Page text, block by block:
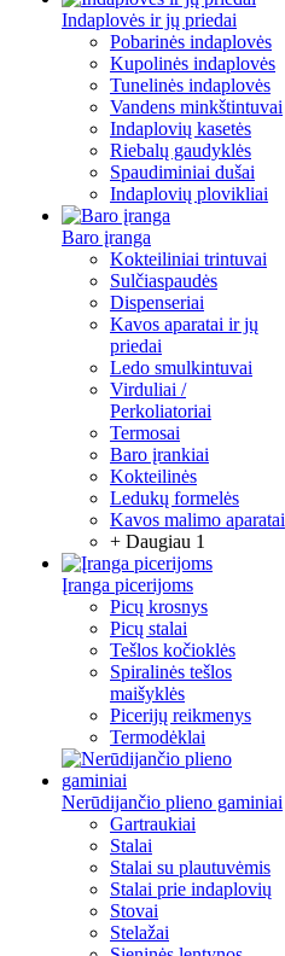
Indaplovės ir jų priedai
Pobarinės indaplovės
Kupolinės indaplovės
Tunelinės indaplovės
Vandens minkštintuvai
Indaplovių kasetės
Riebalų gaudyklės
Spaudiminiai dušai
Indaplovių plovikliai
Baro įranga
Kokteiliniai trintuvai
Sulčiaspaudės
Dispenseriai
Kavos aparatai ir jų
priedai
Ledo smulkintuvai
Virduliai /
Perkoliatoriai
Termosai
Baro įrankiai
Kokteilinės
Ledukų formelės
Kavos malimo aparatai
+ Daugiau 1
Įranga picerijoms
Picų krosnys
Picų stalai
Tešlos kočioklės
Spiralinės tešlos
maišyklės
Picerijų reikmenys
Termodėklai
Nerūdijančio plieno gaminiai
Gartraukiai
Stalai
Stalai su plautuvėmis
Stalai prie indaplovių
Stovai
Stelažai